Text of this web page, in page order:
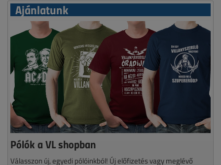
Ajánlatunk
Pólók a VL shopban
Válasszon új, egyedi pólóinkból! Új előfizetés vagy meglévő